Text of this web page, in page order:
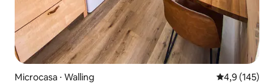
Microcasa ⋅ Walling 4,9 de uma
4,9 (145)